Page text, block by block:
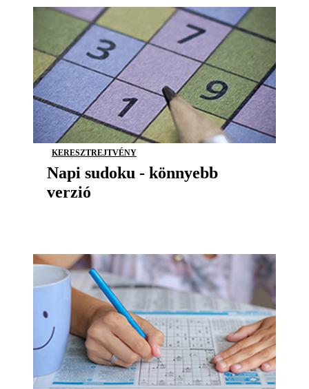
KERESZTREJTVÉNY
Napi sudoku - könnyebb
verzió